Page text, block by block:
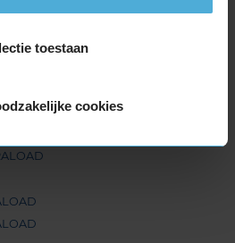
toestaan
cookies